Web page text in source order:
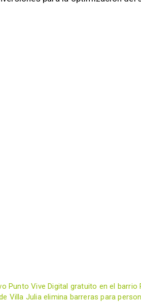
Punto Vive Digital gratuito en el barrio
Villa Julia elimina barreras para